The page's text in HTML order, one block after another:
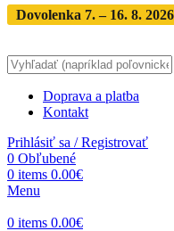
Dovolenka 7. – 16. 8. 2026
Doprava a platba
Kontakt
Prihlásiť sa / Registrovať
0 Obľubené
0 items 0.00€
Menu
0 items 0.00€